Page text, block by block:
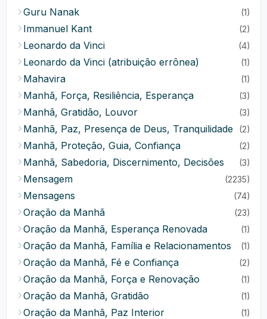
Guru Nanak (1)
Immanuel Kant (2)
Leonardo da Vinci (4)
Leonardo da Vinci (atribuição errônea) (1)
Mahavira (1)
Manhã, Força, Resiliência, Esperança (3)
Manhã, Gratidão, Louvor (3)
Manhã, Paz, Presença de Deus, Tranquilidade (2)
Manhã, Proteção, Guia, Confiança (2)
Manhã, Sabedoria, Discernimento, Decisões (3)
Mensagem (2235)
Mensagens (74)
Oração da Manhã (23)
Oração da Manhã, Esperança Renovada (1)
Oração da Manhã, Família e Relacionamentos (1)
Oração da Manhã, Fé e Confiança (2)
Oração da Manhã, Força e Renovação (1)
Oração da Manhã, Gratidão (1)
Oração da Manhã, Paz Interior (1)